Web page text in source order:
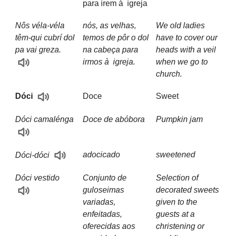
para irem à igreja
Nôs véla-véla
têm-qui cubrí dol
pa vai greza.
nós, as velhas,
temos de pôr o dol
na cabeça para
irmos à igreja.
We old ladies
have to cover our
heads with a veil
when we go to
church.
Dóci Doce Sweet
Dóci camalénga Doce de abóbora Pumpkin jam
Dóci-dóci adocicado sweetened
Dóci vestido
Conjunto de
guloseimas
variadas,
enfeitadas,
oferecidas aos
Selection of
decorated sweets
given to the
guests at a
christening or